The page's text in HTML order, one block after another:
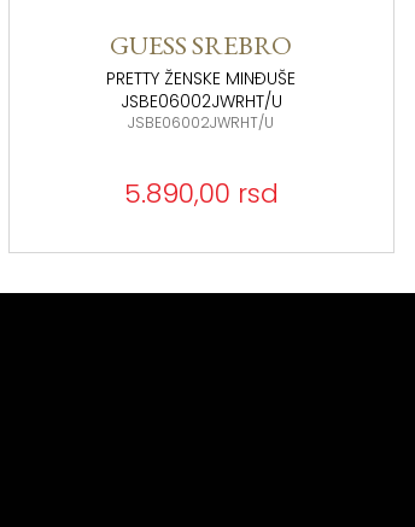
GUESS SREBRO
PRETTY ŽENSKE MINĐUŠE
JSBE06002JWRHT/U
JSBE06002JWRHT/U
5.890,00 rsd